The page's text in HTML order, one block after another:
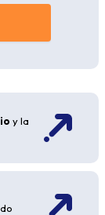
y la